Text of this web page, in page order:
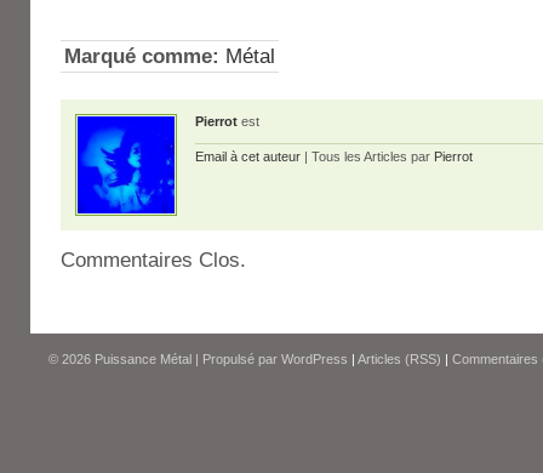
Marqué comme: Métal
Pierrot est
Email à cet auteur | Tous les Articles par Pierrot
Commentaires Clos.
© 2026 Puissance Métal | Propulsé par WordPress | Articles (RSS) | Commentaires